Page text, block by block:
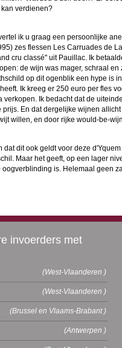
verdienen?
ik u graag een persoonlijke
zes flessen Les Carruades de
cru classé" uit Pauillac. Ik
de wijn was mager, schraal
op dit ogenblik een hype is
Ik kreeg er 250 euro per fles
Ik bedacht dat de
En dat dergelijke wijnen
willen, en door rijke would-be-
dat dit ook geldt voor deze
Maar het geeft, op een lager
is. Helemaal geen
invoerders met
(West-Vlaanderen )
(West-Vlaanderen )
(Brussel en Vlaams-Brabant )
(Antwerpen )